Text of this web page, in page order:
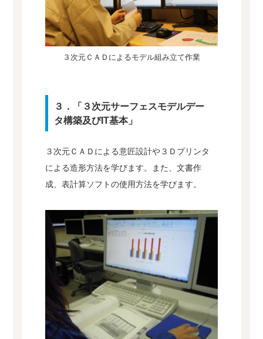
３次元ＣＡＤによるモデル組み立て作業
３．「３次元サーフェスモデルデー
タ構築及びIT基本」
３次元ＣＡＤによる意匠設計や３Ｄプリンタ
による造形方法を学びます。また、文書作
成、表計算ソフトの使用方法を学びます。